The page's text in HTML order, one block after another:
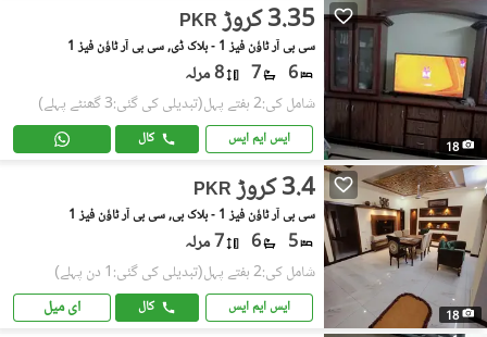
18
PKR 3.35 کروڑ
سی بی آر ٹاؤن فیز 1 - بلاک ڈی, سی بی آر ٹاؤن فیز 1
6
7 8 مرلہ
شامل کی:2 ہفتے پہل (تبدیلی کی گئی:3 گھنٹے پہلے)
ایس ایم ایس کال
18
PKR 3.4 کروڑ
سی بی آر ٹاؤن فیز 1 - بلاک بی, سی بی آر ٹاؤن فیز 1
5
6 7 مرلہ
شامل کی:2 ہفتے پہل (تبدیلی کی گئی:1 دن پہلے)
ایس ایم ایس کال ای میل